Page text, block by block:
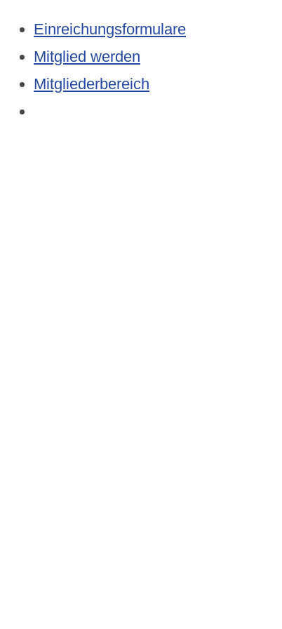
Einreichungsformulare
Mitglied werden
Mitgliederbereich